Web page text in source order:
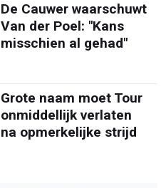
De Cauwer waarschuwt
Van der Poel: "Kans
misschien al gehad"
Grote naam moet Tour
onmiddellijk verlaten
na opmerkelijke strijd